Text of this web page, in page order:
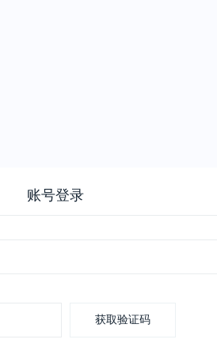
账号登录
获取验证码